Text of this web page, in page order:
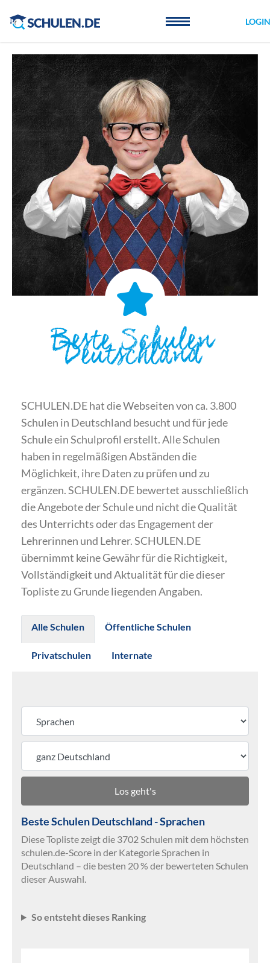
LOGIN
Beste Schulen
Deutschland
SCHULEN.DE hat die Webseiten von ca. 3.800
Schulen in Deutschland besucht und für jede
Schule ein Schulprofil erstellt. Alle Schulen
haben in regelmäßigen Abständen die
Möglichkeit, ihre Daten zu prüfen und zu
ergänzen. SCHULEN.DE bewertet ausschließlich
die Angebote der Schule und nicht die Qualität
des Unterrichts oder das Engagement der
Lehrerinnen und Lehrer. SCHULEN.DE
übernimmt keine Gewähr für die Richtigkeit,
Vollständigkeit und Aktualität für die dieser
Topliste zu Grunde liegenden Angaben.
Alle Schulen Öffentliche Schulen
Privatschulen Internate
Los geht's
Beste Schulen Deutschland - Sprachen
Diese Topliste zeigt die 3702 Schulen mit dem höchsten
schulen.de-Score in der Kategorie Sprachen in
Deutschland – die besten 20 % der bewerteten Schulen
dieser Auswahl.
So entsteht dieses Ranking